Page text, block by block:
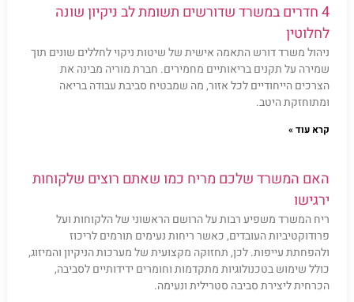
4 חדרים במשרד שדורשים תשומת לב ניקיון שונה
לחלוטין
ניהול משרד דורש התאמה אישית של שיטות ניקוי לחללים שונים תוך
שמירה על תקנים בריאותיים מחמירים. חברת מוריה מבינה את
הצרכים הייחודיים לכל אזור, מה שמבטיח סביבת עבודה בריאה
ומתוחזקת היטב.
קרא עוד »
האם המשרד שלכם מריח כמו שאתם רוצים שלקוחות
ירגישו
ריח המשרד משפיע רבות על הרושם הראשוני של הלקוחות ועל
פרודוקטיביות העובדים, כאשר ריחות נעימים תורמים לריכוז
ולהפחתת עייפות. לכן, תחזוקה מקצועית של מערכות הניקיון והמיזוג,
כולל שימוש בטכנולוגיות מתקדמות וחומרים ידידותיים לסביבה,
הכרחית ליצירת סביבה סטרילית ונעימה.